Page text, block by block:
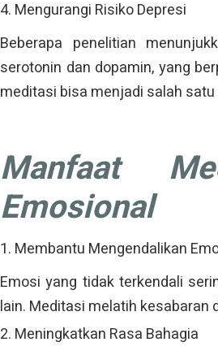
4. Mengurangi Risiko Depresi
Beberapa penelitian
serotonin dan dopamin, yang
meditasi bisa menjadi salah
Manfaat
Emosional
1. Membantu Mengendalikan
Emosi yang tidak terkendali
lain. Meditasi melatih kesabaran
2. Meningkatkan Rasa Bahagia